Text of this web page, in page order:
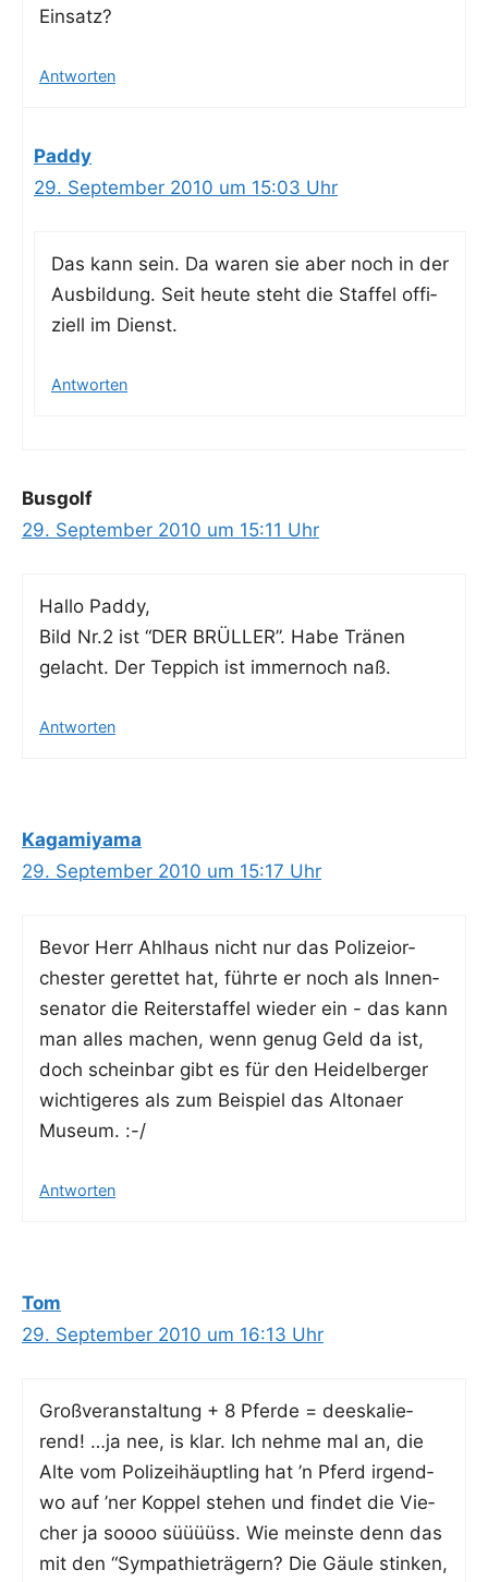
Einsatz?
Antworten
Paddy
29. September 2010 um 15:03 Uhr
Das kann sein. Da waren sie aber noch in der
Aus­bil­dung. Seit heu­te steht die Staf­fel offi­
zi­ell im Dienst.
Antworten
Busgolf
29. September 2010 um 15:11 Uhr
Hal­lo Paddy,
Bild Nr.2 ist “DER BRÜLLER”. Habe Trä­nen
gelacht. Der Tep­pich ist immer­noch naß.
Antworten
Kagamiyama
29. September 2010 um 15:17 Uhr
Bevor Herr Ahl­haus nicht nur das Poli­zei­or­
ches­ter geret­tet hat, führ­te er noch als Innen­
se­na­tor die Rei­ter­staf­fel wie­der ein - das kann
man alles machen, wenn genug Geld da ist,
doch schein­bar gibt es für den Hei­del­ber­ger
wich­ti­ge­res als zum Bei­spiel das Alto­na­er
Museum. :-/
Antworten
Tom
29. September 2010 um 16:13 Uhr
Groß­ver­an­stal­tung + 8 Pfer­de = dees­ka­lie­
rend! …ja nee, is klar. Ich neh­me mal an, die
Alte vom Poli­zei­häupt­ling hat ’n Pferd irgend­
wo auf ’ner Kop­pel ste­hen und fin­det die Vie­
cher ja soooo süüüüss. Wie meins­te denn das
mit den “Sym­pa­thie­trä­gern? Die Gäu­le stin­ken,